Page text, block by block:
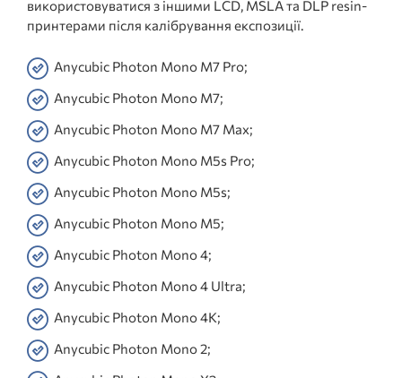
використовуватися з іншими LCD, MSLA та DLP resin-
принтерами після калібрування експозиції.
Anycubic Photon Mono M7 Pro;
Anycubic Photon Mono M7;
Anycubic Photon Mono M7 Max;
Anycubic Photon Mono M5s Pro;
Anycubic Photon Mono M5s;
Anycubic Photon Mono M5;
Anycubic Photon Mono 4;
Anycubic Photon Mono 4 Ultra;
Anycubic Photon Mono 4K;
Anycubic Photon Mono 2;